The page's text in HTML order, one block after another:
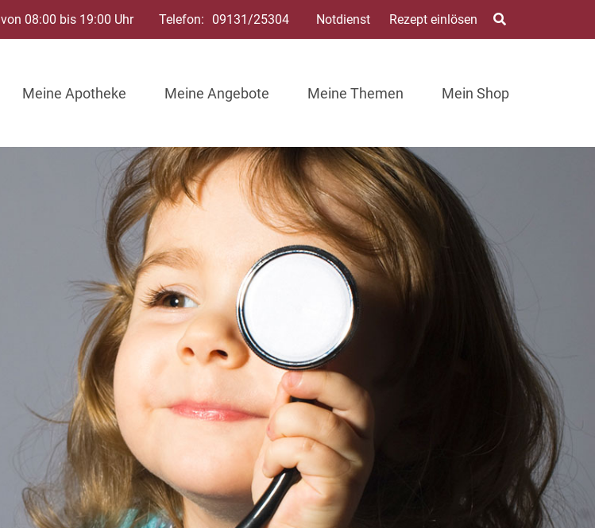
08:00 bis 19:00 Uhr Telefon: 09131/25304 Notdienst Rezept einlösen
Meine Apotheke Meine Angebote Meine Themen Mein Shop